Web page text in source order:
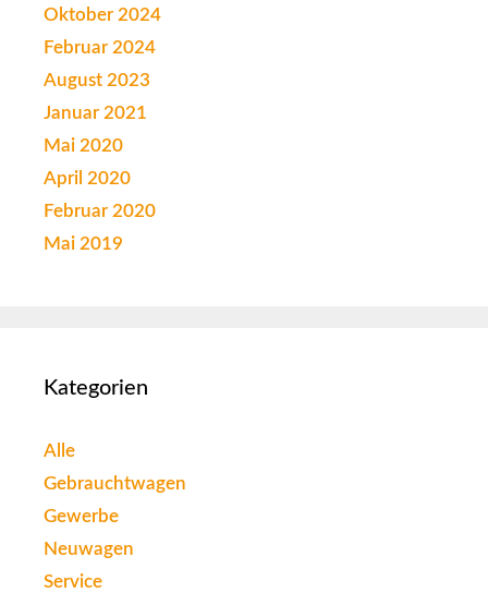
Oktober 2024
Februar 2024
August 2023
Januar 2021
Mai 2020
April 2020
Februar 2020
Mai 2019
Kategorien
Alle
Gebrauchtwagen
Gewerbe
Neuwagen
Service